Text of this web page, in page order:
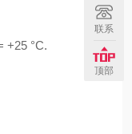
+25 °C.
联系
顶部